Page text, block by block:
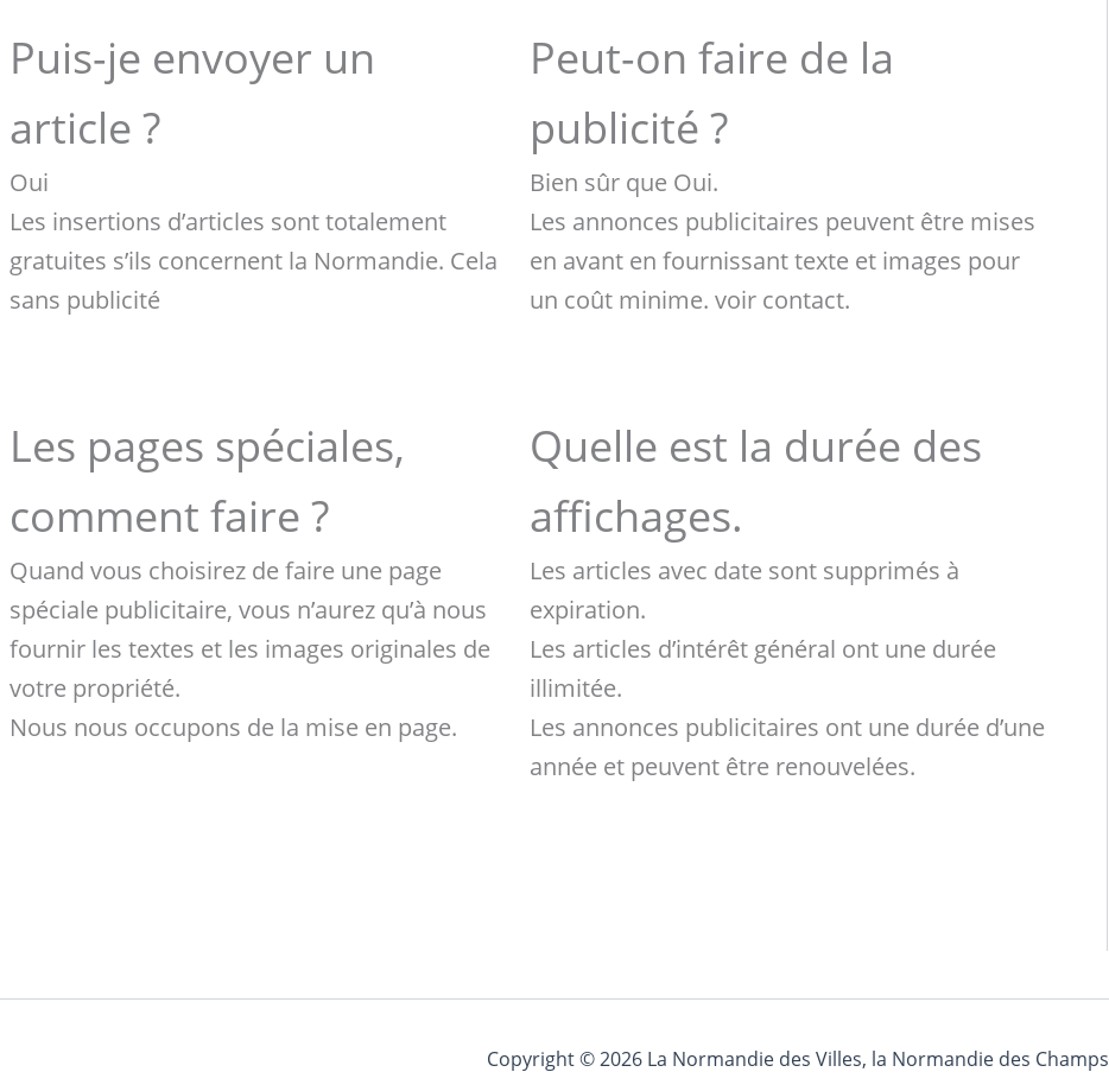
Puis-je envoyer un
article ?
Oui
Les insertions d’articles sont totalement
gratuites s’ils concernent la Normandie. Cela
sans publicité
Peut-on faire de la
publicité ?
Bien sûr que Oui.
Les annonces publicitaires peuvent être mises
en avant en fournissant texte et images pour
un coût minime. voir contact.
Les pages spéciales,
comment faire ?
Quand vous choisirez de faire une page
spéciale publicitaire, vous n’aurez qu’à nous
fournir les textes et les images originales de
votre propriété.
Nous nous occupons de la mise en page.
Quelle est la durée des
affichages.
Les articles avec date sont supprimés à
expiration.
Les articles d’intérêt général ont une durée
illimitée.
Les annonces publicitaires ont une durée d’une
année et peuvent être renouvelées.
Copyright © 2026 La Normandie des Villes, la Normandie des Champs